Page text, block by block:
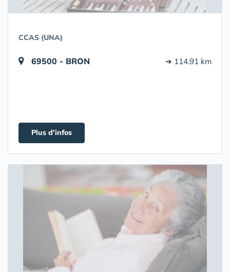
CCAS (UNA)
69500 - BRON ➔ 114.91 km
Plus d'infos